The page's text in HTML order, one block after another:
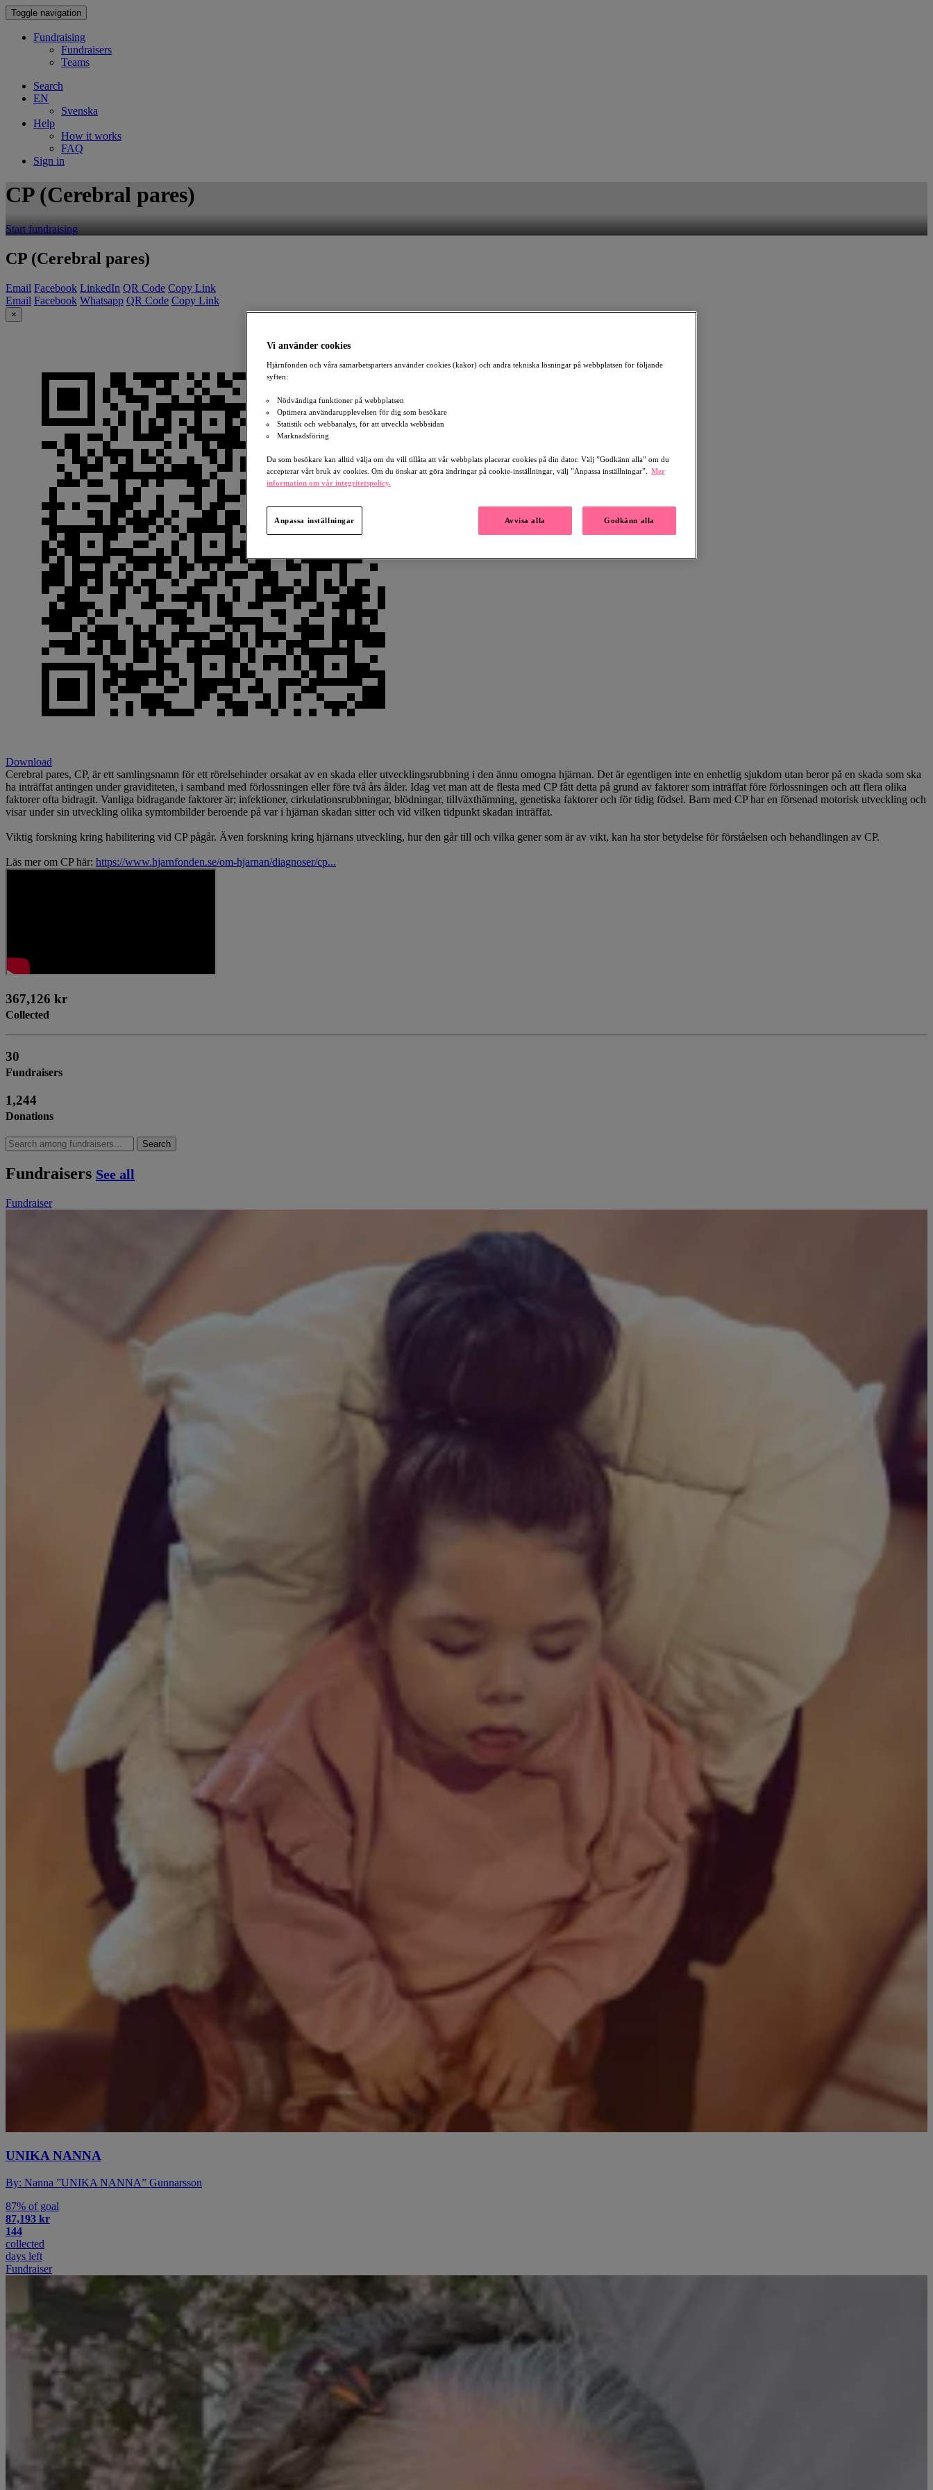
Toggle navigation
Fundraising
Fundraisers
Teams
Search
EN
Svenska
Help
How it works
FAQ
Sign in
CP (Cerebral pares)
Start fundraising
CP (Cerebral pares)
Email Facebook LinkedIn QR Code Copy Link
Email Facebook Whatsapp QR Code Copy Link
×
Download
Cerebral pares, CP, är ett samlingsnamn för ett rörelsehinder orsakat av en skada eller utvecklingsrubbning i den ännu omogna hjärnan. Det är egentligen inte en enhetlig sjukdom utan beror på en skada som ska
ha inträffat antingen under graviditeten, i samband med förlossningen eller före två års ålder. Idag vet man att de flesta med CP fått detta på grund av faktorer som inträffat före förlossningen och att flera olika
faktorer ofta bidragit. Vanliga bidragande faktorer är; infektioner, cirkulationsrubbningar, blödningar, tillväxthämning, genetiska faktorer och för tidig födsel. Barn med CP har en försenad motorisk utveckling och
visar under sin utveckling olika symtombilder beroende på var i hjärnan skadan sitter och vid vilken tidpunkt skadan inträffat.
Viktig forskning kring habilitering vid CP pågår. Även forskning kring hjärnans utveckling, hur den går till och vilka gener som är av vikt, kan ha stor betydelse för förståelsen och behandlingen av CP.
Läs mer om CP här: https://www.hjarnfonden.se/om-hjarnan/diagnoser/cp...
367,126 kr
Collected
30
Fundraisers
1,244
Donations
Search
Fundraisers See all
Fundraiser
UNIKA NANNA
By: Nanna ”UNIKA NANNA” Gunnarsson
87% of goal
87,193 kr
144
collected
days left
Fundraiser
Vi använder cookies
Hjärnfonden och våra samarbetsparters använder cookies (kakor) och andra tekniska lösningar på webbplatsen för följande
syften:
Nödvändiga funktioner på webbplatsen
Optimera användarupplevelsen för dig som besökare
Statistik och webbanalys, för att utveckla webbsidan
Marknadsföring
Du som besökare kan alltid välja om du vill tillåta att vår webbplats placerar cookies på din dator. Välj ”Godkänn alla” om du
accepterar vårt bruk av cookies. Om du önskar att göra ändringar på cookie-inställningar, välj ”Anpassa inställningar”.
Mer
information om vår integritetspolicy.
Avvisa alla Godkänn alla
Anpassa inställningar